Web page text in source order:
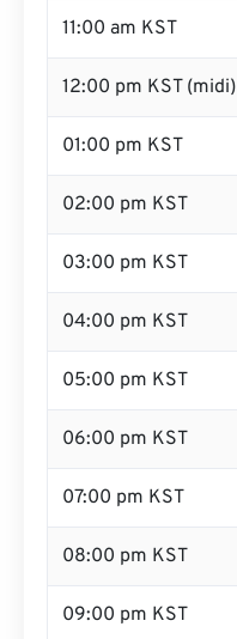
11:00 am KST
12:00 pm KST (midi)
01:00 pm KST
02:00 pm KST
03:00 pm KST
04:00 pm KST
05:00 pm KST
06:00 pm KST
07:00 pm KST
08:00 pm KST
09:00 pm KST